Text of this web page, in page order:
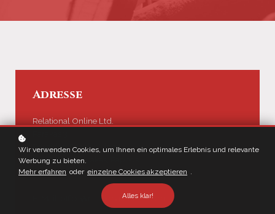
Adresse
Relational Online Ltd.
Poseidon Beach Village 17
CY-8220 Chlorakas, Paphos
Zypern
E-Mail: office@relationalonline.com
Wir verwenden Cookies, um Ihnen ein optimales Erlebnis und relevante
Werbung zu bieten.
Mehr erfahren oder einzelne Cookies akzeptieren .
Alles klar!